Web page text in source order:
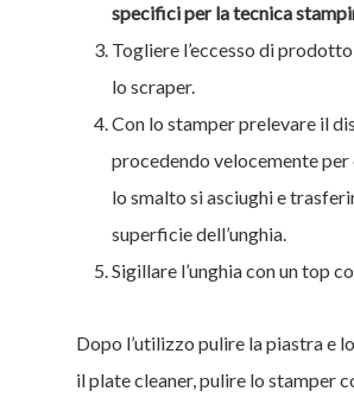
specifici per la tecnica
Togliere l’eccesso di
lo scraper.
Con lo stamper prelevare il
procedendo velocemente per
lo smalto si asciughi e
superficie dell’unghia.
Sigillare l’unghia con un top
Dopo l’utilizzo pulire la piastra e
il plate cleaner, pulire lo stamper